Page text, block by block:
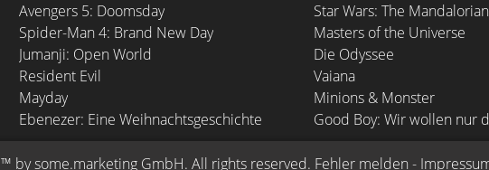
Avengers 5: Doomsday
Spider-Man 4: Brand New Day
Jumanji: Open World
Resident Evil
Mayday
Ebenezer: Eine Weihnachtsgeschichte
Star Wars: The
Masters of the Universe
Die Odyssee
Vaiana
Minions & Monster
Good Boy: Wir wollen nur
™ by some.marketing GmbH. All rights reserved. Fehler melden -